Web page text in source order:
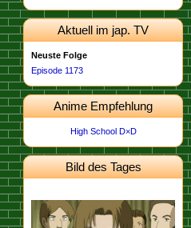
Aktuell im jap. TV
Neuste Folge
Episode 1173
Anime Empfehlung
High School D×D
Bild des Tages
Dieses Bild stammt von der